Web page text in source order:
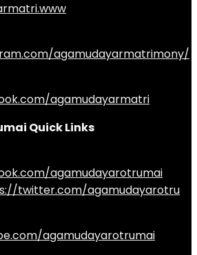
agamudayarmatrimony/
agamudayarmatri
Quick Links
agamudayarotrumai
twitter.com/agamudayarotru
agamudayarotrumai